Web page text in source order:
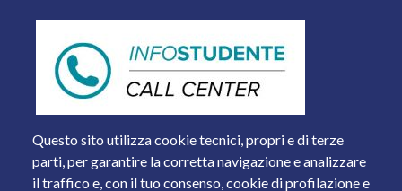
Questo sito utilizza cookie tecnici, propri e di terze
parti, per garantire la corretta navigazione e analizzare
il traffico e, con il tuo consenso, cookie di profilazione e